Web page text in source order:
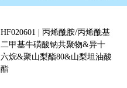
HF020601 | 丙烯酰胺/丙烯酰基
二甲基牛磺酸钠共聚物&异十
六烷&聚山梨酯80&山梨坦油酸
酯